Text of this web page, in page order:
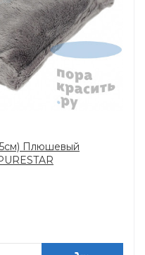
Плюшевый